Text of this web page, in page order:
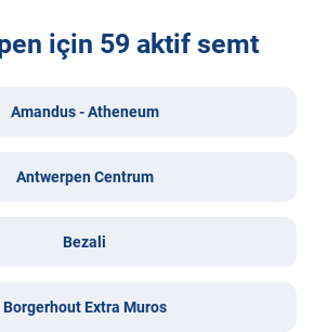
için 59 aktif semt
Amandus - Atheneum
Antwerpen Centrum
Bezali
Borgerhout Extra Muros